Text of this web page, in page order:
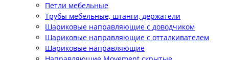
Петли мебельные
Трубы мебельные, штанги, держатели
Шариковые направляющие с доводчиком
Шариковые направляющие с отталкивателем
Шариковые направляющие